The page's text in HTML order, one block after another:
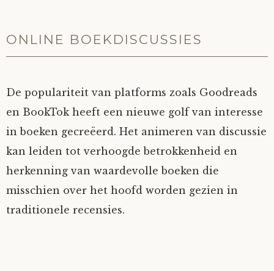
ONLINE BOEKDISCUSSIES
De populariteit van platforms zoals Goodreads
en BookTok heeft een nieuwe golf van interesse
in boeken gecreëerd. Het animeren van discussie
kan leiden tot verhoogde betrokkenheid en
herkenning van waardevolle boeken die
misschien over het hoofd worden gezien in
traditionele recensies.